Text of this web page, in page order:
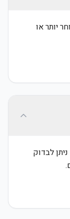
יותר או
לבדוק